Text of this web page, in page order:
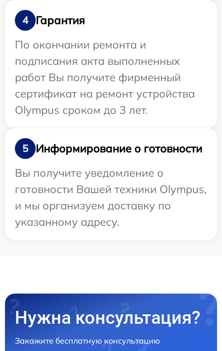
4
Гарантия
По окончании ремонта и
подписания акта выполненных
работ Вы получите фирменный
сертификат на ремонт устройства
Olympus сроком до 3 лет.
5
Информирование о готовности
Вы получите уведомление о
готовности Вашей техники Olympus,
и мы организуем доставку по
указанному адресу.
Нужна консультация?
Закажите бесплатную консультацию